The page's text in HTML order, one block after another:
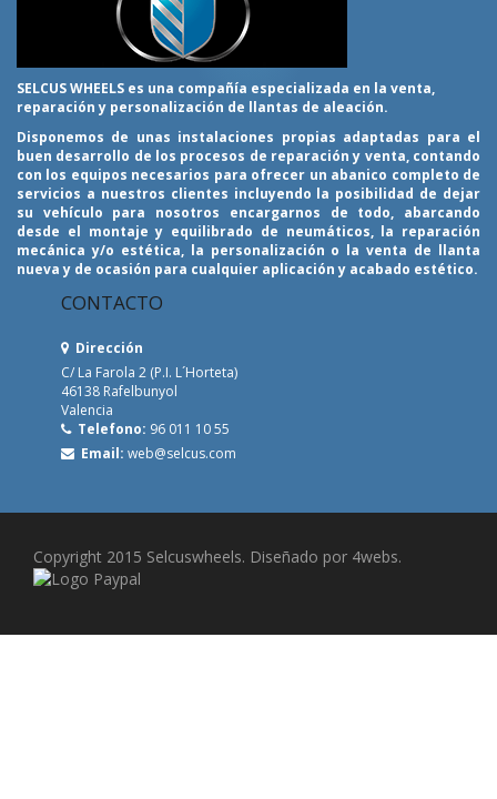
SELCUS WHEELS es una compañía especializada en la venta,
reparación y personalización de llantas de aleación.
Disponemos de unas instalaciones propias adaptadas para el
buen desarrollo de los procesos de reparación y venta, contando
con los equipos necesarios para ofrecer un abanico completo de
servicios a nuestros clientes incluyendo la posibilidad de dejar
su vehículo para nosotros encargarnos de todo, abarcando
desde el montaje y equilibrado de neumáticos, la reparación
mecánica y/o estética, la personalización o la venta de llanta
nueva y de ocasión para cualquier aplicación y acabado estético.
CONTACTO
Dirección
C/ La Farola 2 (P.I. L´Horteta)
46138 Rafelbunyol
Valencia
Telefono: 96 011 10 55
Email: web@selcus.com
Copyright 2015 Selcuswheels. Diseñado por 4webs.